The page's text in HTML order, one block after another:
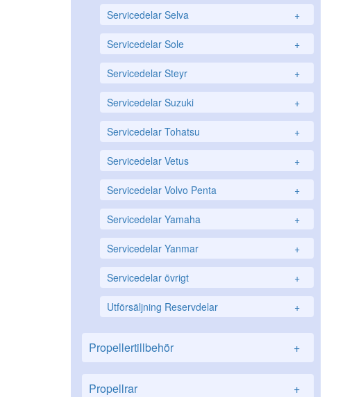
Servicedelar Selva +
Servicedelar Sole +
Servicedelar Steyr +
Servicedelar Suzuki +
Servicedelar Tohatsu +
Servicedelar Vetus +
Servicedelar Volvo Penta +
Servicedelar Yamaha +
Servicedelar Yanmar +
Servicedelar övrigt +
Utförsäljning Reservdelar +
Propellertillbehör +
Propellrar +